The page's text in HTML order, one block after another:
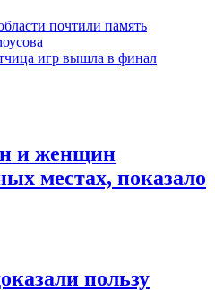
почтили память
игр вышла в финал
и женщин
местах, показало
пользу